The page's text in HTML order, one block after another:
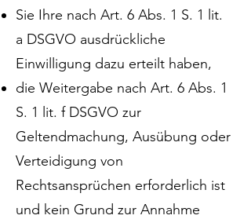
Sie Ihre nach Art. 6 Abs. 1 S. 1 lit.
a DSGVO ausdrückliche
Einwilligung dazu erteilt haben,
die Weitergabe nach Art. 6 Abs. 1
S. 1 lit. f DSGVO zur
Geltendmachung, Ausübung oder
Verteidigung von
Rechtsansprüchen erforderlich ist
und kein Grund zur Annahme